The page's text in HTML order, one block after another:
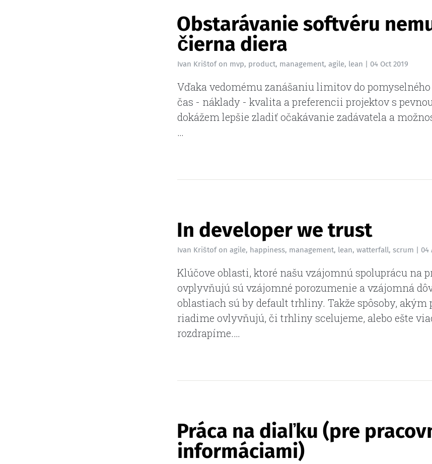
Obstarávanie softvéru
čierna diera
Ivan Krištofon mvp, product, management, agile, lean | 04 Oct 2019
Vďaka vedomému zanášaniu limitov do
čas - náklady - kvalita a preferencii projektov s
dokážem lepšie zladiť očakávanie zadávatela a
…
In developer we trust
Ivan Krištofon agile, happiness, management, lean, watterfall, scrum | 04
Klúčove oblasti, ktoré našu vzájomnú spoluprácu na
ovplyvňujú sú vzájomné porozumenie a vzájomná
oblastiach sú by default trhliny. Takže spôsoby, akým
riadime ovlyvňujú, či trhliny scelujeme, alebo ešte
rozdrapíme.…
Práca na diaľku (pre
informáciami)